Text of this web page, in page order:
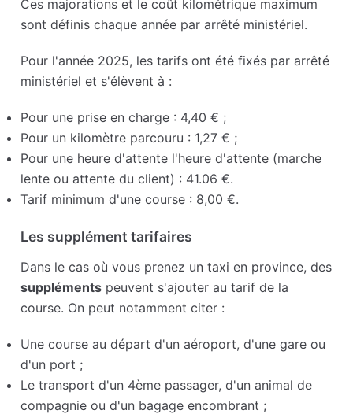
Ces majorations et le coût kilométrique maximum
sont définis chaque année par arrêté ministériel.
Pour l'année 2025, les tarifs ont été fixés par arrêté
ministériel et s'élèvent à :
Pour une prise en charge : 4,40 € ;
Pour un kilomètre parcouru : 1,27 € ;
Pour une heure d'attente l'heure d'attente (marche
lente ou attente du client) : 41.06 €.
Tarif minimum d'une course : 8,00 €.
Les supplément tarifaires
Dans le cas où vous prenez un taxi en province, des
suppléments peuvent s'ajouter au tarif de la
course. On peut notamment citer :
Une course au départ d'un aéroport, d'une gare ou
d'un port ;
Le transport d'un 4ème passager, d'un animal de
compagnie ou d'un bagage encombrant ;